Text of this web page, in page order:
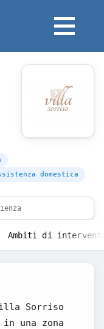
domestica
Ambiti di
Sorriso
una zona